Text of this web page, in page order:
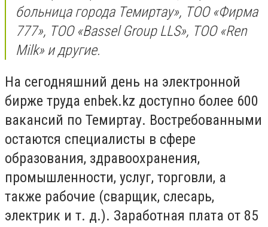
больница города Темиртау», ТОО «Фирма
777», ТОО «Bassel Group LLS», ТОО «Ren
Milk» и другие.
На сегодняшний день на электронной
бирже труда enbek.kz доступно более 600
вакансий по Темиртау. Востребованными
остаются специалисты в сфере
образования, здравоохранения,
промышленности, услуг, торговли, а
также рабочие (сварщик, слесарь,
электрик и т. д.). Заработная плата от 85